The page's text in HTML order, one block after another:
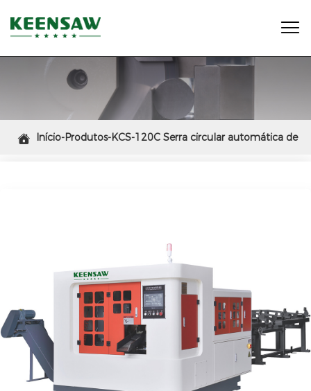

 Início-Produtos-KCS-120C Serra circular automática de